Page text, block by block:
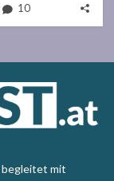
10
begleitet mit